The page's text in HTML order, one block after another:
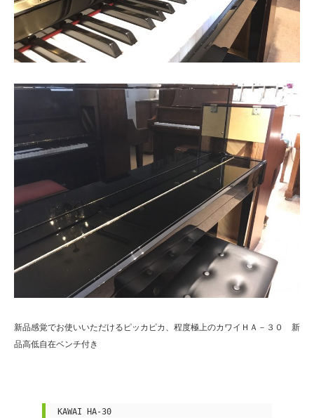
新品感覚でお使いいただけるピッカピカ、程度極上のカワイＨＡ－３０ 新
品高低自在ベンチ付き
KAWAI HA-30